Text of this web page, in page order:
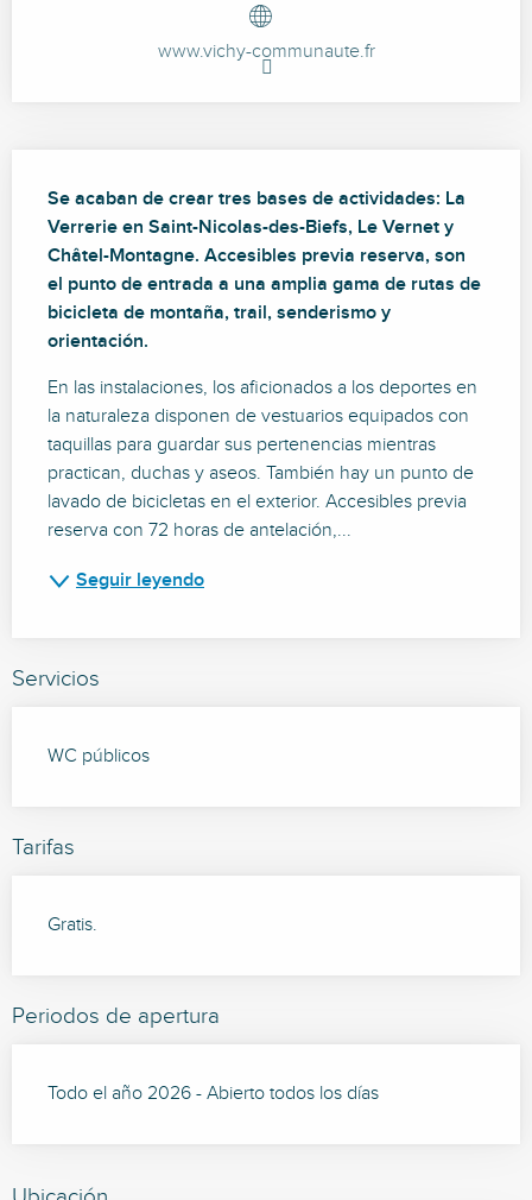
www.vichy-communaute.fr
Se acaban de crear tres bases de actividades: La
Verrerie en Saint-Nicolas-des-Biefs, Le Vernet y
Châtel-Montagne. Accesibles previa reserva, son
el punto de entrada a una amplia gama de rutas de
bicicleta de montaña, trail, senderismo y
orientación.
En las instalaciones, los aficionados a los deportes en
la naturaleza disponen de vestuarios equipados con
taquillas para guardar sus pertenencias mientras
practican, duchas y aseos. También hay un punto de
lavado de bicicletas en el exterior. Accesibles previa
reserva con 72 horas de antelación,...
Seguir leyendo
Servicios
WC públicos
Tarifas
Gratis.
Periodos de apertura
Todo el año 2026 - Abierto todos los días